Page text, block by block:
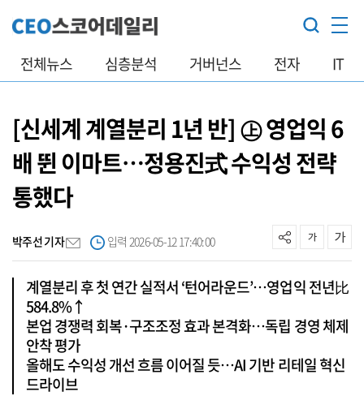
전체뉴스 심층분석 거버넌스 전자 IT
[신세계 계열분리 1년 반] ㊤ 영업익 6
배 뛴 이마트…정용진式 수익성 전략
통했다
박주선 기자 입력 2026-05-12 17:40:00
계열분리 후 첫 연간 실적서 ‘턴어라운드’…영업익 전년比
584.8%↑
본업 경쟁력 회복·구조조정 효과 본격화…독립 경영 체제
안착 평가
올해도 수익성 개선 흐름 이어질 듯…AI 기반 리테일 혁신
드라이브